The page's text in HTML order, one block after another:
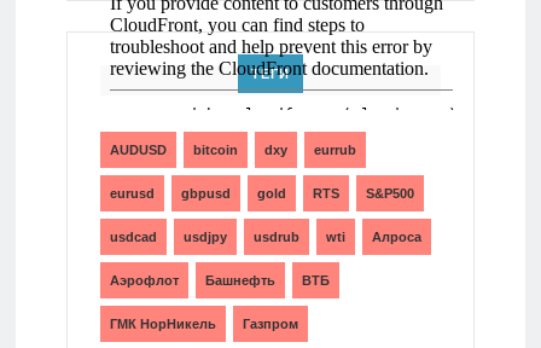
ТЕГИ
AUDUSD bitcoin dxy eurrub
eurusd gbpusd gold RTS S&P500
usdcad usdjpy usdrub wti Алроса
Аэрофлот Башнефть ВТБ
ГМК НорНикель Газпром